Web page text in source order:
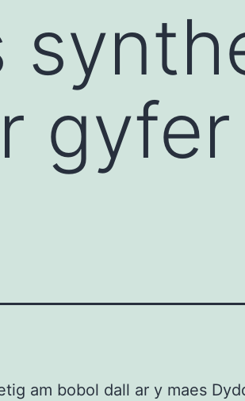
am bobol dall ar y maes